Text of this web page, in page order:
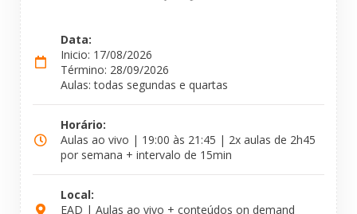
Data:
Inicio: 17/08/2026
Término: 28/09/2026
Aulas: todas segundas e quartas
Horário:
Aulas ao vivo | 19:00 às 21:45 | 2x aulas de 2h45
por semana + intervalo de 15min
Local:
EAD | Aulas ao vivo + conteúdos on demand